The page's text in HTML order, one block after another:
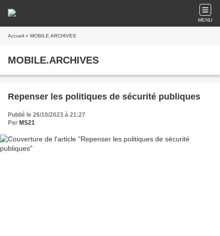
MENU
Accueil » MOBILE.ARCHIVES
MOBILE.ARCHIVES
Repenser les politiques de sécurité publiques
Publié le 26/10/2023 à 21:27
Par MS21